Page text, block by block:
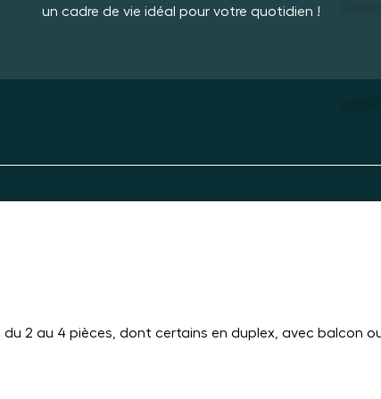
un cadre de vie idéal pour votre quotidien !
2 au 4 pièces, dont certains en duplex, avec balcon